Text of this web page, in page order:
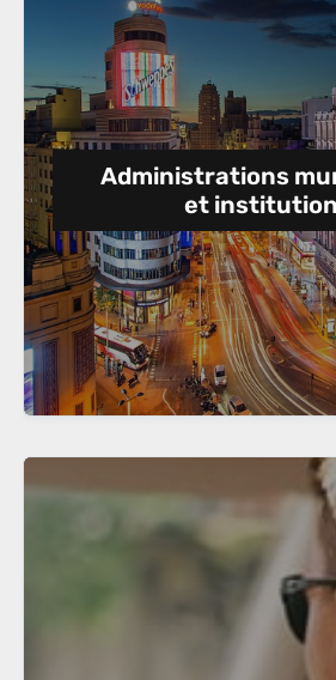
Administrations
et